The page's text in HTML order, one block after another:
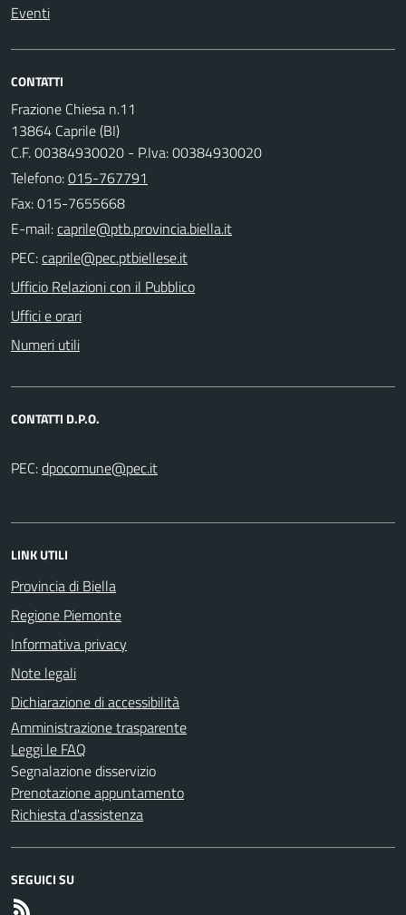
Eventi
CONTATTI
Frazione Chiesa n.11
13864 Caprile (BI)
C.F. 00384930020 - P.Iva: 00384930020
Telefono:015-767791
Fax: 015-7655668
E-mail:
PEC:
Ufficio Relazioni con il Pubblico
Uffici e orari
Numeri utili
CONTATTI D.P.O.
PEC:
LINK UTILI
Provincia di Biella
Regione Piemonte
Informativa privacy
Note legali
Dichiarazione di accessibilità
Amministrazione trasparente
Leggi le FAQ
Segnalazione disservizio
Prenotazione appuntamento
Richiesta d'assistenza
SEGUICI SU